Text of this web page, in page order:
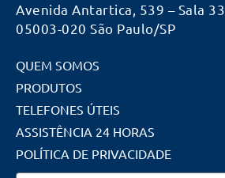
Avenida Antartica, 539 – Sala 33
05003-020 São Paulo/SP
QUEM SOMOS
PRODUTOS
TELEFONES ÚTEIS
ASSISTÊNCIA 24 HORAS
POLÍTICA DE PRIVACIDADE